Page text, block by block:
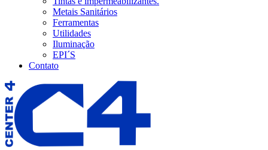
Metais Sanitários
Ferramentas
Utilidades
Iluminação
EPI´S
Contato